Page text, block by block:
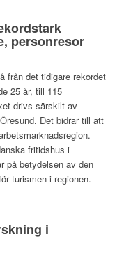
personresor
från det tidigare rekordet
25 år, till 115
drivs särskilt av
Det bidrar till att
fritidshus i
på betydelsen av den
turismen i regionen.
i